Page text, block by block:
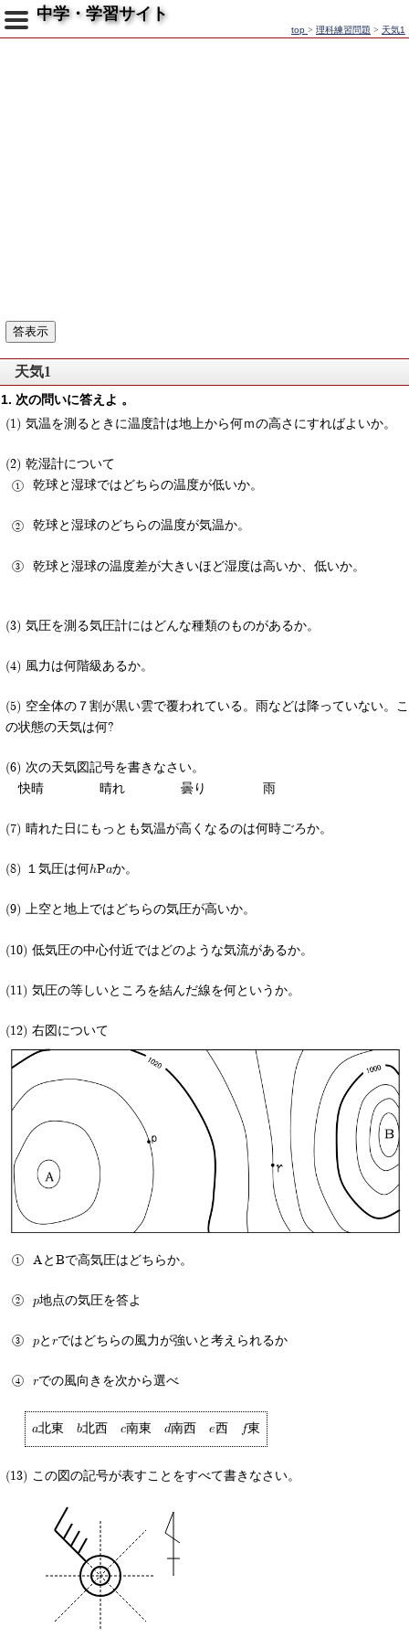
中学・学習サイト
top > 理科練習問題 > 天気1
天気1
次の問いに答えよ 。
(1) 気温を測るときに温度計は地上から何ｍの高さにすればよいか。
(2) 乾湿計について
乾球と湿球ではどちらの温度が低いか。
乾球と湿球のどちらの温度が気温か。
乾球と湿球の温度差が大きいほど湿度は高いか、低いか。
(3) 気圧を測る気圧計にはどんな種類のものがあるか。
(4) 風力は何階級あるか。
(5) 空全体の７割が黒い雲で覆われている。雨などは降っていない。こ
の状態の天気は何?
(6) 次の天気図記号を書きなさい。
快晴
晴れ 曇り 雨
(7) 晴れた日にもっとも気温が高くなるのは何時ごろか。
(8) １気圧は何hPaか。
(9) 上空と地上ではどちらの気圧が高いか。
(10) 低気圧の中心付近ではどのような気流があるか。
(11) 気圧の等しいところを結んだ線を何というか。
(12) 右図について
AとBで高気圧はどちらか。
p地点の気圧を答よ
pとrではどちらの風力が強いと考えられるか
rでの風向きを次から選べ
a北東 b北西 c南東 d南西 e西 f東
(13) この図の記号が表すことをすべて書きなさい。